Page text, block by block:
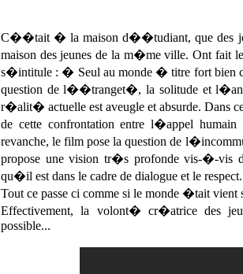
C��tait � la maison d��tudiant, que des
maison des jeunes de la m�me ville. Ont
s�intitule : � Seul au monde � titre fort bien
question de l��tranget�, la solitude et
r�alit� actuelle est aveugle et absurde. Dans
de cette confrontation entre l�appel
revanche, le film pose la question de
propose une vision tr�s profonde vis-�-
qu�il est dans le cadre de dialogue et le respect.
Tout ce passe ci comme si le monde �tait
Effectivement, la volont� cr�atrice des
possible...